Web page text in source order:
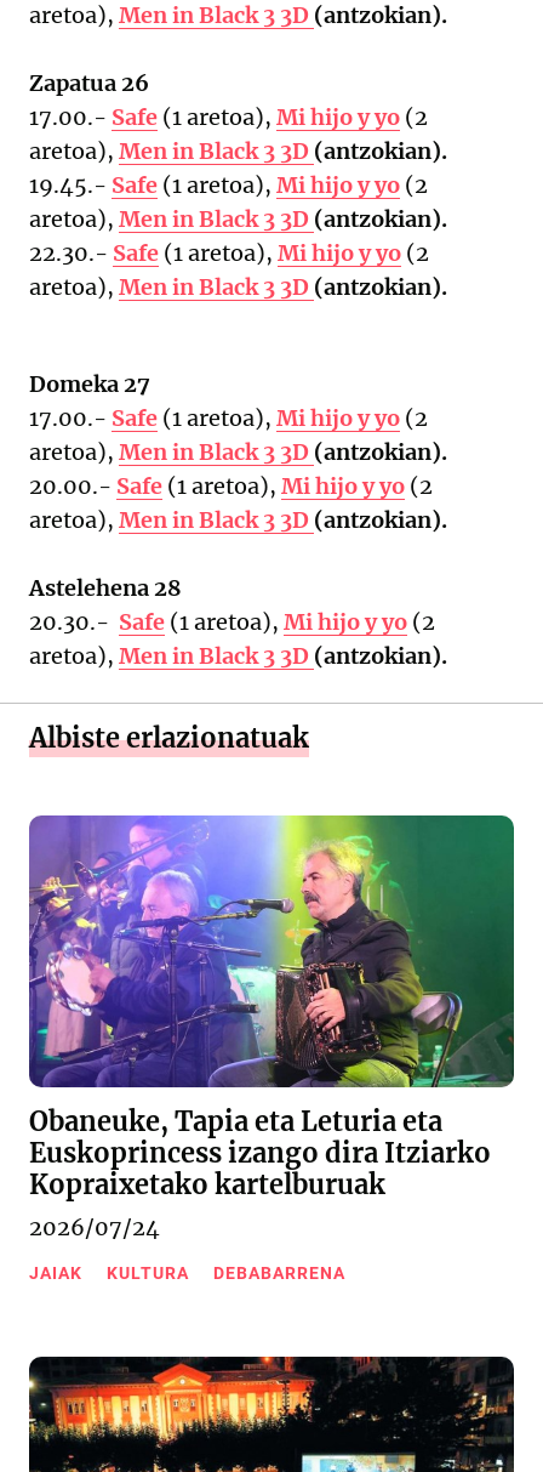
aretoa), Men in Black 3 3D (antzokian).
Zapatua 26
17.00.- Safe (1 aretoa), Mi hijo y yo (2
aretoa), Men in Black 3 3D (antzokian).
19.45.- Safe (1 aretoa), Mi hijo y yo (2
aretoa), Men in Black 3 3D (antzokian).
22.30.- Safe (1 aretoa), Mi hijo y yo (2
aretoa), Men in Black 3 3D (antzokian).
Domeka 27
17.00.- Safe (1 aretoa), Mi hijo y yo (2
aretoa), Men in Black 3 3D (antzokian).
20.00.- Safe (1 aretoa), Mi hijo y yo (2
aretoa), Men in Black 3 3D (antzokian).
Astelehena 28
20.30.- Safe (1 aretoa), Mi hijo y yo (2
aretoa), Men in Black 3 3D (antzokian).
Albiste erlazionatuak
Obaneuke, Tapia eta Leturia eta
Euskoprincess izango dira Itziarko
Kopraixetako kartelburuak
2026/07/24
JAIAK KULTURA DEBABARRENA